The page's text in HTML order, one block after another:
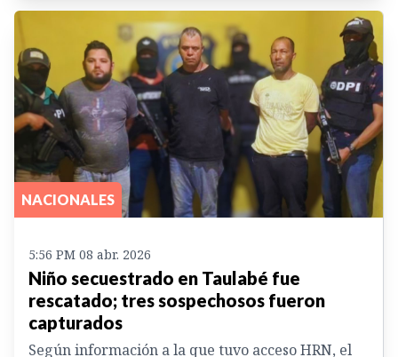
NACIONALES
5:56 PM 08 abr. 2026
Niño secuestrado en Taulabé fue
rescatado; tres sospechosos fueron
capturados
Según información a la que tuvo acceso HRN, el